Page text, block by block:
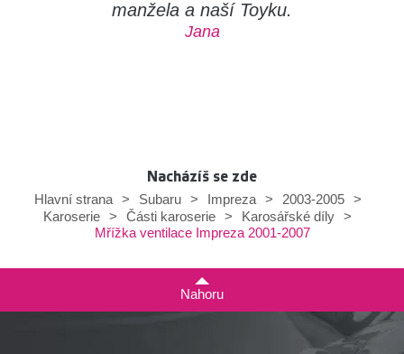
manžela a naší Toyku.
Jana
Nacházíš se zde
Hlavní strana
> Subaru > Impreza > 2003-2005
>
Karoserie > Části karoserie > Karosářské díly >
Mřížka ventilace Impreza 2001-2007
Nahoru